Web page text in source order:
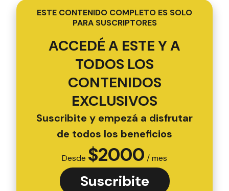
ESTE CONTENIDO COMPLETO ES SOLO
PARA SUSCRIPTORES
ACCEDÉ A ESTE Y A
TODOS LOS
CONTENIDOS
EXCLUSIVOS
Suscribite y empezá a disfrutar
de todos los beneficios
Desde $2000 / mes
Suscribite